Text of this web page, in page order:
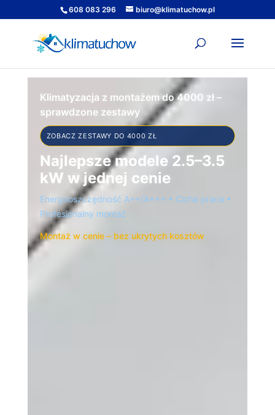
608 083 296 biuro@klimatuchow.pl
Klimatyzacja z montażem do 4000 zł –
sprawdzone zestawy
ZOBACZ ZESTAWY DO 4000 ZŁ
Najlepsze modele 2.5–3.5
kW w jednej cenie
Energooszczędność A++/A+++ • Cicha praca •
Profesjonalny montaż
Montaż w cenie – bez ukrytych kosztów